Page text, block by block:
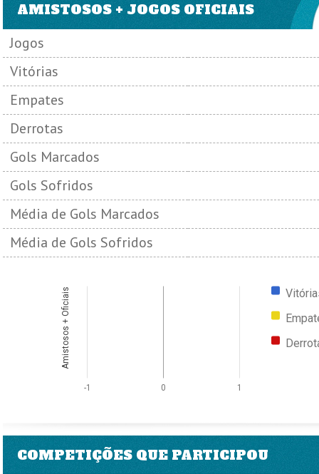
AMISTOSOS + JOGOS OFICIAIS
Jogos
Vitórias
Empates
Derrotas
Gols Marcados
Gols Sofridos
Média de Gols Marcados
Média de Gols Sofridos
-1 0 1
Amistosos + Oficiais
COMPETIÇÕES QUE PARTICIPOU